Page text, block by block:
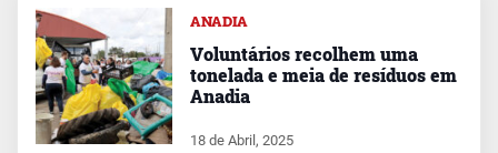
ANADIA
Voluntários recolhem uma
tonelada e meia de resíduos em
Anadia
18 de Abril, 2025